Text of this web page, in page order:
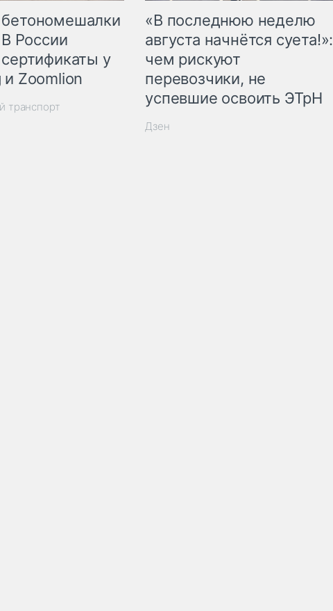
России
у
Zoomlion
транспорт
«В последнюю неделю
августа начнётся суета!»:
чем рискуют
перевозчики, не
успевшие освоить ЭТрН
Дзен